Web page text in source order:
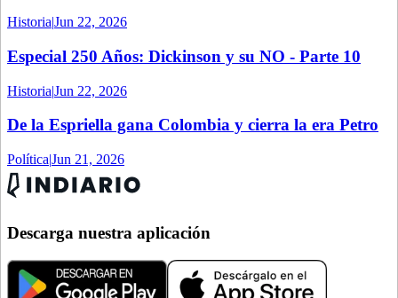
Historia|Jun 22, 2026
Especial 250 Años: Dickinson y su NO - Parte 10
Historia|Jun 22, 2026
De la Espriella gana Colombia y cierra la era Petro
Política|Jun 21, 2026
Descarga nuestra aplicación